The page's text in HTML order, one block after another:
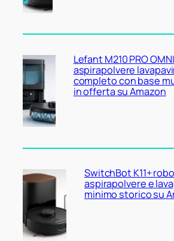
Lefant M210 PRO
aspirapolvere
completo con base
in offerta su Amazon
SwitchBot K11+
aspirapolvere e
minimo storico su